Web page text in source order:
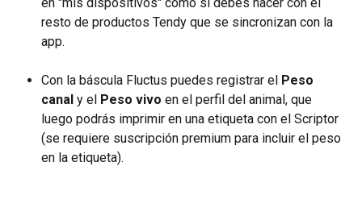
resto de productos Tendy que se sincronizan con la
app.
Con la báscula Fluctus puedes registrar el Peso
canal y el Peso vivo en el perfil del animal, que
luego podrás imprimir en una etiqueta con el Scriptor
(se requiere suscripción premium para incluir el peso
en la etiqueta).